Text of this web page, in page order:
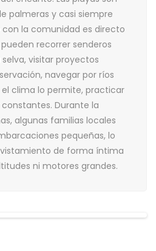
palmeras y casi siempre
la comunidad es directo
pueden recorrer senderos
visitar proyectos
navegar por ríos
clima lo permite, practicar
Durante la
algunas familias locales
pequeñas, lo
de forma íntima
ni motores grandes.